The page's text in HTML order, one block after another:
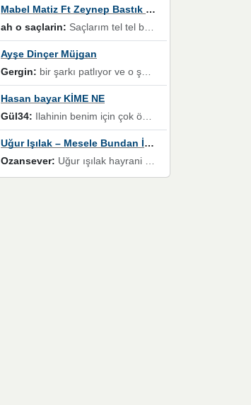
Mabel Matiz Ft Zeynep Bastık – Saçların
ah o saçlarin: Saçlarım tel tel beyazlıyor beyazlagına degil yanımda sen yoksun ona üzülüyorum günler bir bir geçiyor geçen günlere değil sensiz geçen günlere darılıyorum,Dinledikce asla kavusamayacagim ama asla unutamicagim sevdiğim adam için yanar içim
Ayşe Dinçer Müjgan
Gergin: bir şarkı patlıyor ve o şarkıyı millet her paylaşımın altına koyuyor ve öyle bir durum hal alıyor ki şarkıyı dinlemeden şarkıdan bikıyorsun Ama bu enteresan bir şekilde dillere dolanıyor millet olarak seviyoruz dertlerle boğuşurken bir yandan da göbek atmayi))) diyeceklerim bu kadar güzel hoş bir sayfa emeğinize sağlık arkadaşlar kolay gelsin
Hasan bayar KİME NE
Gül34: Ilahinin benim için çok özel bir yeri var İlk çıktığında komşum ne kadar yüksek sesle dinliyorsa orada duymuştum ve YouTube'dan aratıp Bu ilahiyi bulmuştum ve sonra müdavimi oldum günlük Ben de 3-5 kere dinleyip ezberleyip artık ilahiye bende eşlik ediyorum yüksek sesle Allah razı olsun hizmet nimettir Rabbim sizin zahmetlerinize de hayırlı nimetler versin Selam ve dua ile Allah'a emanet olun
Uğur Işılak – Mesele Bundan İbaret
Ozansever: Uğur ışılak hayrani olarak eski yeni tüm eserlerini keyifle huzurla dinleyenlerden birisiyim, emeğine saygı duyan gönül veren bunu en güzel şekilde sevenlerine ulaştıran siz değerli sayfa yöneticilerine de teşekkür ederim